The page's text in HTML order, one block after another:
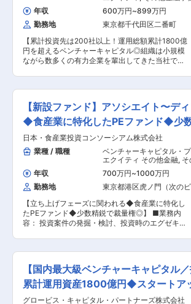
リューション提供を重視しています。 ・また、
PE投資に携わる多くの方々に対し、研修プログラ
ムを無償提供し業界全体の発展にも寄与していま
す。 ・今後は、生成AIやデータアナリティクス、
クラウドコンピューティングなどの先端技術の積
極的な活用を通じ、非流動性資産に関する運用サ
日々研鑽を重ねています。 ■魅力： ・東短グル
ープの紹介や経営陣の豊富なネットワーク、また
器にビジネスを展開しています。 ・フラットな企
業風土です。個人に任される裁量も大きくスピー
ド感をもって成長することが可能です。 変更の範
囲：会社の定める業務
ける検討など経営に幅広くかかわることができま
す。 ・当社では複数のホテル関連業界のグループ
会社を保有しているため、グループ間での横断す
るような施策の企画・推進もお任せします。 ◇ホ
スピタリティ業界におけるプライベートエクイテ
ィ投資業務 ・投資検討、バリューアップ、経営支
援など ◇当社本体の経営企画業務の補佐 ■やり
がい グループ経営の立ち上げフェーズを、第一メ
事業の立ち上げ期を中核メンパーとして担うこと
ができます。 ■組織構成 親会社より出向してい
る役員がおりますので、入社後はそちらより少し
ずつ業務を引き継いでいただきます。わからない
ことはしっかりサポートをしていきますので、未
経験業務がある方でも安心してチャレンジいただ
地方企業の経営支援・事業変革のフロントに立て
る環境 ・地方ホスピタリティ産業の未来を創る、
社会性と経済性の両立した仕事 ・宿泊・婚礼企業
の価値向上を通じて、地域の雇用・観光・街のに
ぎわいを支える。事業投資x地域活性化というイ
ンパクトの大きいテーマに取り組める ■働き方：
長期滞在での業務が発生する可能性がございま
す。 ■グループ会社一例 ・浦島観光ホテル（和
県／静岡県） ・みちのりホテルズ（岩手県） 等
変更の範囲：会社の定める業務
ックオフィス
年収 600万円~899万円
勤務地
東京都千代田区二番町
【累計投資先は200社以上！運用総額累計1800億
円を超えるベンチャーキャピタル◎組織は小規模
ながら数多くの有力企業を輩出してきた当社で、
（727億円）を含む10以上のファンドを運用して
いますが、ファンド数の増加に比例して投資家及
び投資先の数も増加しています。 投資家の皆様の
期待に応えるため、また社内外に安定したパフォ
ーマンスを提供するために、アドミチームの業務
も複雑化・多様化しています。 今後ファンドの増
加も見込まれているため、特にポートフォリオチ
ームは新しい体制を構築したいと考えています。
■お任せする業務内容： ファンドアドミチーム
は、ファンド会計チーム（3名）とポートフォリ
オ（投資先）オペレーションチーム（2名）の2つ
で構成されています。 今回は、主にポートフォリ
オオペレーションを一緒に担当していただく仲間
を募集しています。 ポートフォリオチームは、投
資実行から売却までキャピタリストや投資先と密
に連携をしながら、臨機応変に業務を進めていま
キャピタリストと連携しながら進めます。 ・既存
投資先管理： 投資先財務データ・資本政策に関す
るデータ入力を行い、投資先に関するDBを構築
しています。また、投資先の株主となるため株主
【新設ファンド】アソシエイト〜デ
◆食産業に特化したPEファンド◆少
◎
日本・食産業投資コンソーシアム株式会社
業種 / 職種
ベンチャーキャピタル・
エクイティ その他金融, そ
行 プロジェクトファイナン
年収 700万円~1000万円
勤務地
東京都港区虎ノ門（次のビ
【立ち上げフェーズに関われる◆食産業に特化し
たPEファンド◆少数精鋭で裁量権◎】 ■業務内
容： 投資案件の発掘・検討、投資時のエグゼキュ
年から投資活動を開始しており、増加するディー
ルフローに対応するため、参画頂ける投資プロフ
ェッショナルを募集します。日本の食産業に強い
興味・関心があり、1号ファンドの初期メンバー
としてダイナミックな環境の中でPE投資の経験を
積みたいと希望される方からのご応募をお待ちし
【国内最大級ベンチャーキャピタル／
累計運用資産1800億円◆スタートア
用支援
グロービス・キャピタル・パートナーズ株式会社